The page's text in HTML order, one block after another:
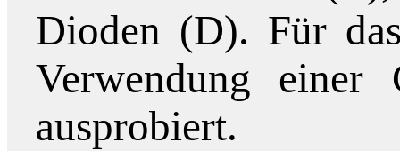
Dioden (D). Für
Verwendung einer
ausprobiert.